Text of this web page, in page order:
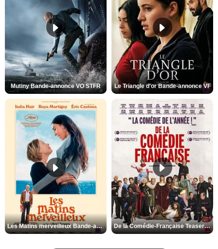
Mutiny Bande-annonce VO STFR Le Triangle d'or Bande-annonce VF
Les Matins merveilleux Bande-annonce VF De la Comédie-Française Teaser VF